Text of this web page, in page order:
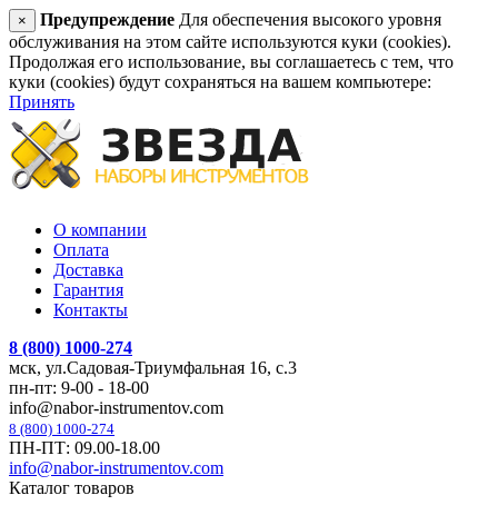
× Предупреждение Для обеспечения высокого уровня
обслуживания на этом сайте используются куки (cookies).
Продолжая его использование, вы соглашаетесь с тем, что
куки (cookies) будут сохраняться на вашем компьютере:
Принять
О компании
Оплата
Доставка
Гарантия
Контакты
8 (800) 1000-274
мск, ул.Садовая-Триумфальная 16, с.3
пн-пт: 9-00 - 18-00
info@nabor-instrumentov.com
8 (800) 1000-274
ПН-ПТ: 09.00-18.00
info@nabor-instrumentov.com
Каталог товаров